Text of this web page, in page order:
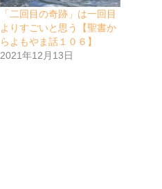
「二回目の奇跡」は一回目
よりすごいと思う【聖書か
らよもやま話１０６】
2021年12月13日